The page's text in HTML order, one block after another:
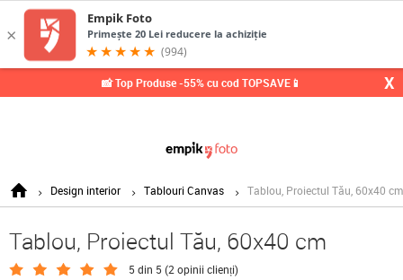
📸 Top Produse -55% cu cod TOPSAVE📱 X
Design interior Tablouri Canvas Tablou, Proiectul Tău, 60x40 cm
Tablou, Proiectul Tău, 60x40 cm
5 din 5 (2 opinii clienți)